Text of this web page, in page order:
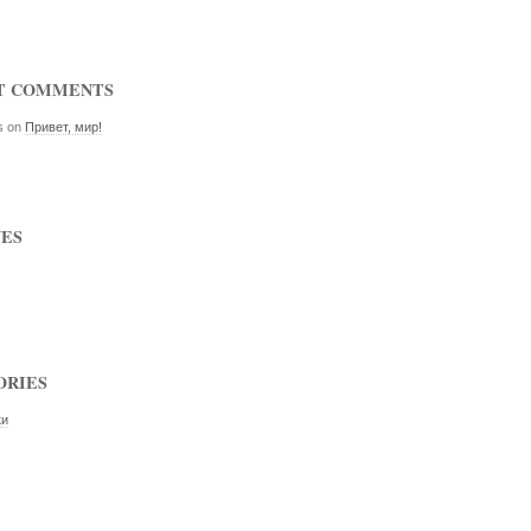
COMMENTS
on Привет, мир!